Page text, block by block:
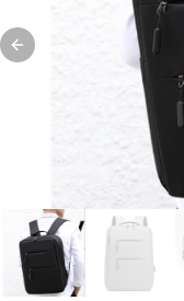
Previous slide